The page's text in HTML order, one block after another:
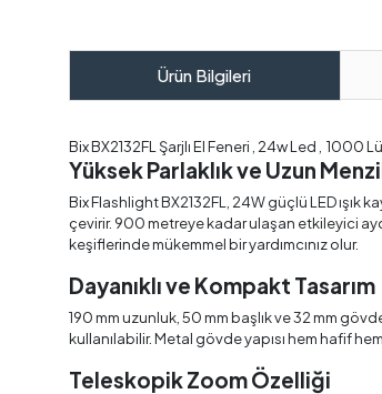
Ürün Bilgileri
Bix BX2132FL Şarjlı El Feneri , 24w Led ,
Yüksek Parlaklık ve Uzun
Bix Flashlight BX2132FL, 24W güçlü LED
çevirir. 900 metreye kadar ulaşan etkileyici
keşiflerinde mükemmel bir yardımcınız olur.
Dayanıklı ve Kompakt Tasarım
190 mm uzunluk, 50 mm başlık ve 32 mm
kullanılabilir. Metal gövde yapısı hem hafif
Teleskopik Zoom Özelliği